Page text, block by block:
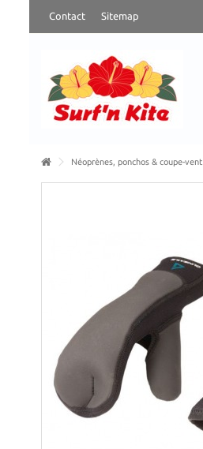
Contact Sitemap
Néoprènes, ponchos & coupe-vent